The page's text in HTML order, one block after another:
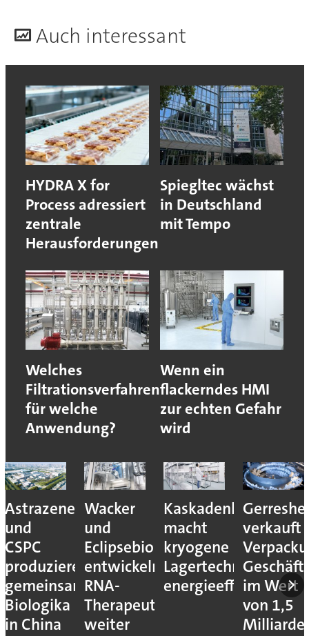
Auch interessant
HYDRA X for
Process adressiert
zentrale
Herausforderungen
Spiegltec wächst
in Deutschland
mit Tempo
Welches
Filtrationsverfahren
für welche
Anwendung?
Wenn ein
flackerndes HMI
zur echten Gefahr
wird
Astrazeneca
und
CSPC
produzieren
gemeinsam
Biologika
in China
Wacker
und
Eclipsebio
entwickeln
RNA-
Therapeutika
weiter
Kaskadenkonzept
macht
kryogene
Lagertechnik
energieeffizienter
verkauft
im Wert
von 1,5